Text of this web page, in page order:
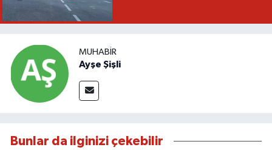
MUHABIR
Ayşe Şişli
Bunlar da ilginizi çekebilir